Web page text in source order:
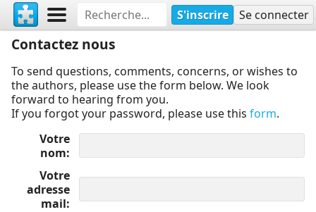
S'inscrire Se connecter
Contactez nous
To send questions, comments, concerns, or wishes to
the authors, please use the form below. We look
forward to hearing from you.
If you forgot your password, please use this form.
Votre
nom
Votre
adresse
mail